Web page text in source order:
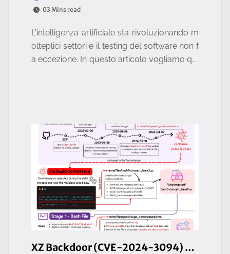
03 Mins read
L'intelligenza artificiale sta rivoluzionando m
olteplici settori e il testing del software non f
a eccezione. In questo articolo vogliamo qui
XZ Backdoor (CVE-2024-3094) - A hidden backdoor in open-source software